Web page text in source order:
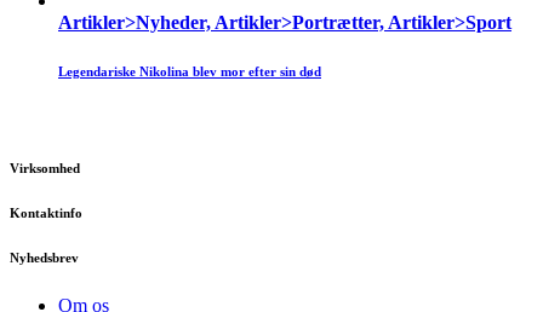
Artikler>Nyheder, Artikler>Portrætter, Artikler>Sport
Legendariske Nikolina blev mor efter sin død
Virksomhed
Kontaktinfo
Nyhedsbrev
Om os